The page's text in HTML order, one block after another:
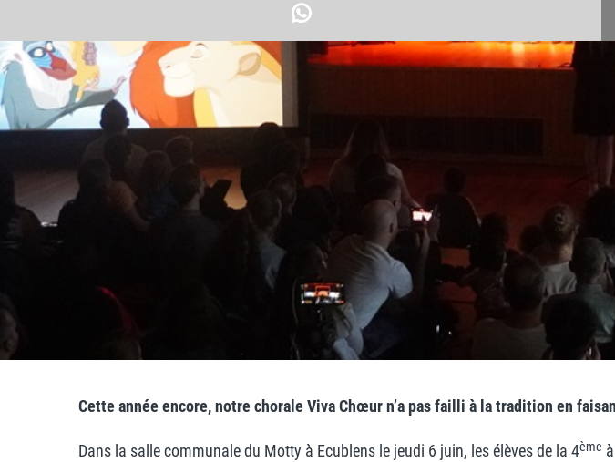
Cette année encore, notre chorale Viva Chœur n’a pas failli à la tradition en
Dans la salle communale du Motty à Ecublens le jeudi 6 juin, les élèves de la 4ème